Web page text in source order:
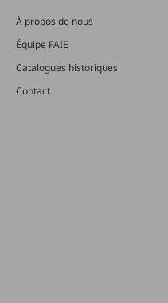
À propos de nous
Équipe FAIE
Catalogues historiques
Contact